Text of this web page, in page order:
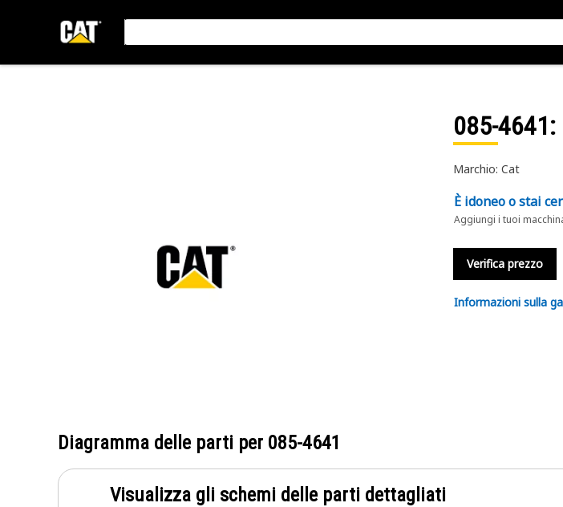
085-4641:
Marchio: Cat
È idoneo o stai
Aggiungi i tuoi
Verifica prezzo
Informazioni sulla
Diagramma delle parti per 085-4641
Visualizza gli schemi delle parti dettagliati